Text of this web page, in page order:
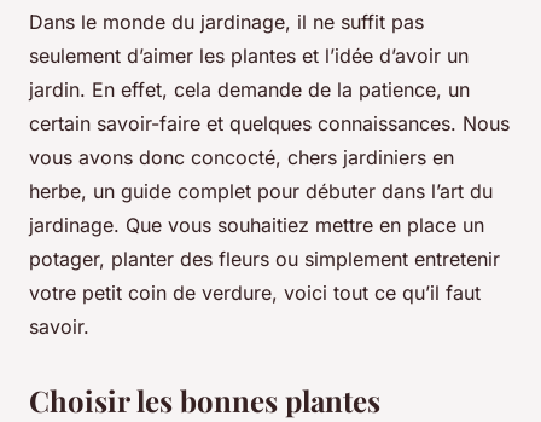
Dans le monde du jardinage, il ne suffit pas
seulement d’aimer les plantes et l’idée d’avoir un
jardin. En effet, cela demande de la patience, un
certain savoir-faire et quelques connaissances. Nous
vous avons donc concocté, chers jardiniers en
herbe, un guide complet pour débuter dans l’art du
jardinage. Que vous souhaitiez mettre en place un
potager, planter des fleurs ou simplement entretenir
votre petit coin de verdure, voici tout ce qu’il faut
savoir.
Choisir les bonnes plantes